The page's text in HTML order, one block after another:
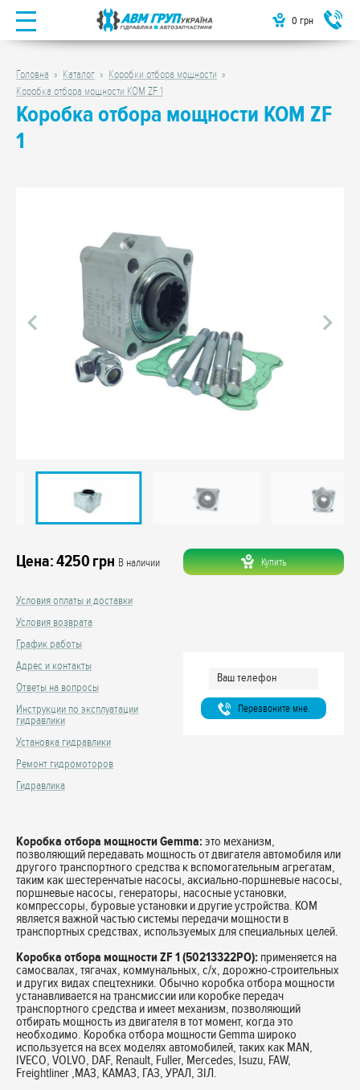
0 грн
Головна Каталог
Коробки отбора мощности
Коробка отбора мощности КОМ ZF 1
Коробка отбора мощности КОМ ZF
1
Цена:4250 грн В наличии Купить
Условия оплаты и доставки
Условия возврата
График работы
Адрес и контакты
Ответы на вопросы
Инструкции по эксплуатации
гидравлики
Установка гидравлики
Ремонт гидромоторов
Гидравлика
Перезвоните мне.
Коробка отбора мощности Gemma: это механизм,
позволяющий передавать мощность от двигателя автомобиля или
другого транспортного средства к вспомогательным агрегатам,
таким как шестеренчатые насосы, аксиально-поршневые насосы,
поршневые насосы, генераторы, насосные установки,
компрессоры, буровые установки и другие устройства. КОМ
является важной частью системы передачи мощности в
транспортных средствах, используемых для специальных целей.
Коробка отбора мощности ZF 1 (50213322PO): применяется на
самосвалах, тягачах, коммунальных, с/х, дорожно-строительных
и других видах спецтехники. Обычно коробка отбора мощности
устанавливается на трансмиссии или коробке передач
транспортного средства и имеет механизм, позволяющий
отбирать мощность из двигателя в тот момент, когда это
необходимо. Коробка отбора мощности Gemma широко
используется на всех моделях автомобилей, таких как MAN,
IVECO, VOLVO, DAF, Renault, Fuller, Mercedes, Isuzu, FAW,
Freightliner ,МАЗ, КАМАЗ, ГАЗ, УРАЛ, ЗІЛ.